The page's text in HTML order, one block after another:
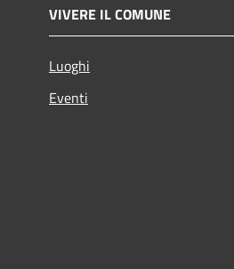
VIVERE IL COMUNE
Luoghi
Eventi